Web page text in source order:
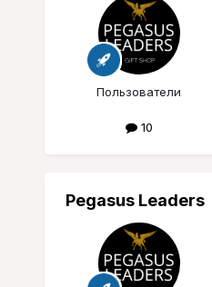
Пользователи
10
Pegasus Leaders